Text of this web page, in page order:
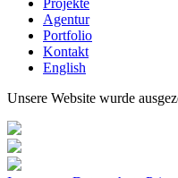
Projekte
Agentur
Portfolio
Kontakt
English
Unsere Website wurde